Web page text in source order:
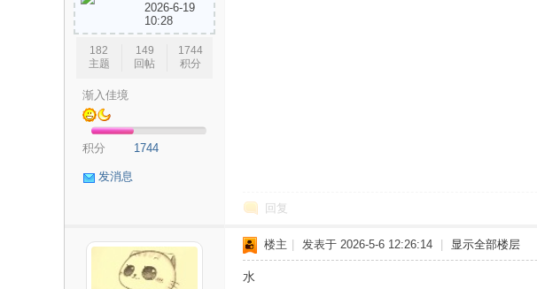
论
2026-6-19
10:28
182
主题
149
回帖
1744
积分
渐入佳境
积分 1744
发消息
回复
楼主 发表于 2026-5-6 12:26:14 显示全部楼层
水